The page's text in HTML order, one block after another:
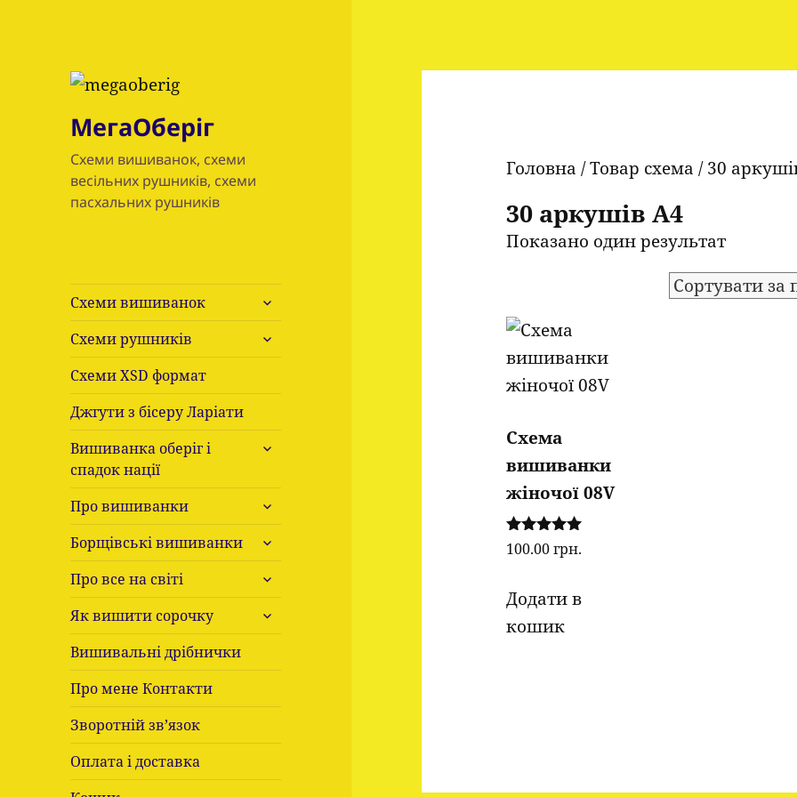
МегаОберіг
Схеми вишиванок, схеми
весільних рушників, схеми
пасхальних рушників
Схеми вишиванок
розгорнути
Схеми рушників
розгорнути
Схеми ХSD формат
Джгути з бісеру Ларіати
Вишиванка оберіг і
спадок нації
розгорнути
Про вишиванки
розгорнути
Борщівські вишиванки
розгорнути
Про все на світі
розгорнути
Як вишити сорочку
розгорнути
Вишивальні дрібнички
Про мене Контакти
Зворотній зв’язок
Оплата і доставка
Головна / Товар схема / 30
30 аркушів А4
Показано один результат
Схема
вишиванки
жіночої 08V
Оцінено в
5.00
100.00грн.
Додати в
кошик